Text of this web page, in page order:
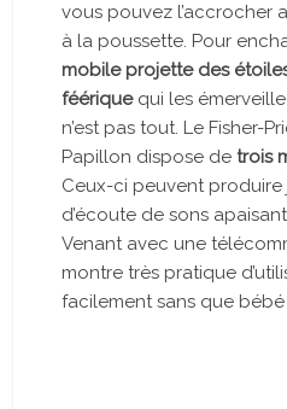
vous pouvez l’accrocher
à la poussette. Pour
mobile projette des
féériquequi les
n’est pas tout. Le Fisher-
Papillon dispose detrois
Ceux-ci peuvent produire
d’écoute de sons
Venant avec une
montre très pratique
facilement sans que